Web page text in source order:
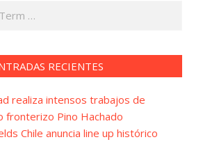
RECIENTES
realiza intensos trabajos de
fronterizo Pino Hachado
Chile anuncia line up histórico